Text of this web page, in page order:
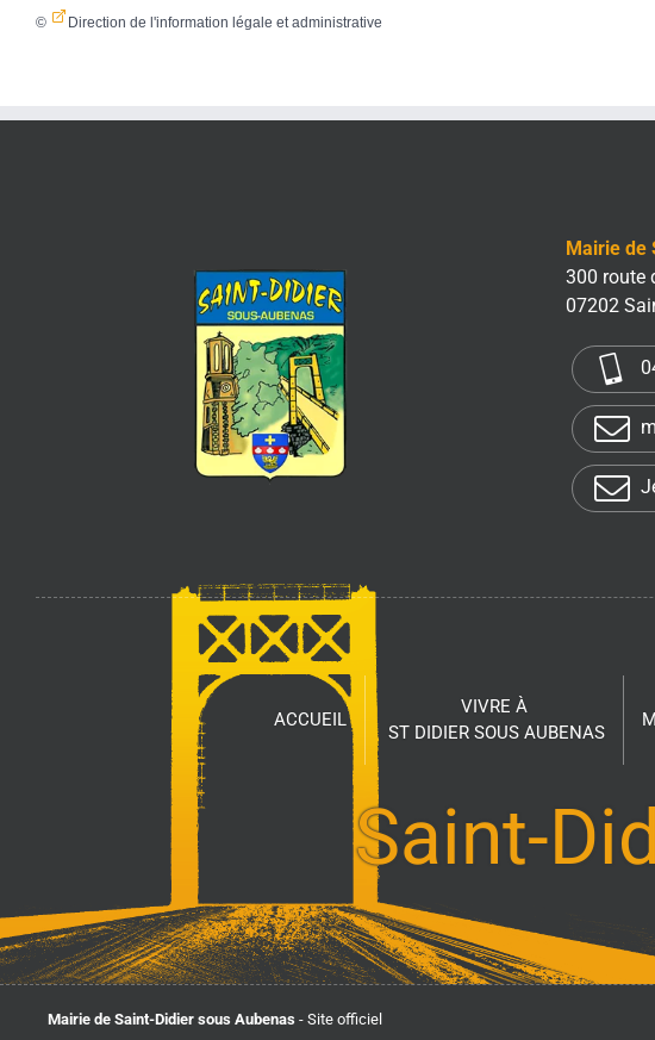
© Direction de l'information légale et administrative
Mairie de
300 route
07202
ACCUEIL
VIVRE À
ST DIDIER SOUS AUBENAS
Saint-
Mairie de Saint-Didier sous Aubenas - Site officiel